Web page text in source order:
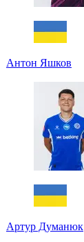
Антон Яшков
Артур Думанюк